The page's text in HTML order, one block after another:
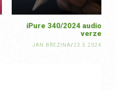
iPure 340/2024 audio
verze
JAN BŘEZINA/23.5.2024